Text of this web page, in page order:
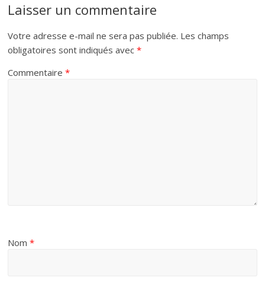
Laisser un commentaire
Votre adresse e-mail ne sera pas publiée. Les champs
obligatoires sont indiqués avec*
Commentaire*
Nom*